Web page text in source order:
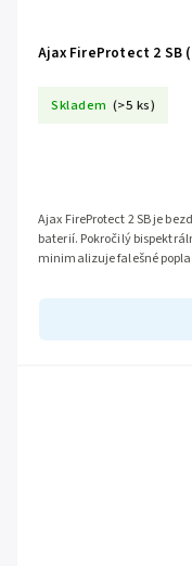
Ajax FireProtect 2 SB
Skladem (>5 ks)
Ajax FireProtect 2 SB je
baterií. Pokročilý
minimalizuje falešné